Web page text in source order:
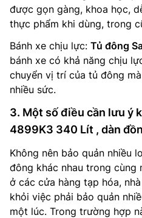
được gọn gàng, khoa học,
thực phẩm khi dùng, trong
Bánh xe chịu lực: Tủ đông
bánh xe có khả năng chịu
chuyển vị trí của tủ đông
nhiều sức.
3. Một số điều cần lưu ý
4899K3 340 Lít , dàn
Không nên bảo quản nhiều
đông khác nhau trong cùng
ở các cửa hàng tạp hóa,
khỏi việc phải bảo quản
một lúc. Trong trường hợp